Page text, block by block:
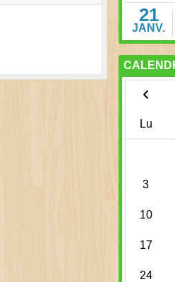
21
JANV.
Lu
3
10
17
24